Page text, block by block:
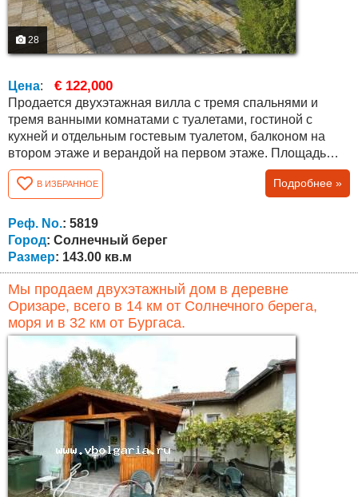
28
Цена: € 122,000
Продается двухэтажная вилла с тремя спальнями и
тремя ванными комнатами с туалетами, гостиной с
кухней и отдельным гостевым туалетом, балконом на
втором этаже и верандой на первом этаже. Площадь
чистая без каких-либо общих частей и составляет 143
кв.м. Вилла полностью закончена с Актом 16 /
разрешение на введение в эксплуатацию/, меблирована
и полностью оборудованная кухня. Комплекс предлагает
роскошную жизнь, благодаря его...
В ИЗБРАННОЕ Подробнее »
Реф. No.: 5819
Город: Солнечный берег
Размер: 143.00 кв.м
Мы продаем двухэтажный дом в деревне
Оризаре, всего в 14 км от Солнечного берега,
моря и в 32 км от Бургаса.